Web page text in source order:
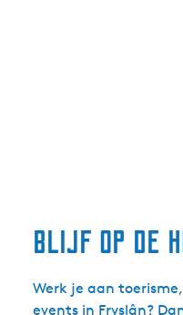
blijf op de
Werk je aan
events in Fryslân?